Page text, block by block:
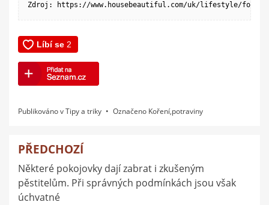
Zdroj: https://www.housebeautiful.com/uk/lifestyle/food-
Publikováno vTipy a triky Označeno Koření,potraviny
Navigace
pro
příspěvek
PŘEDCHOZÍ
Některé pokojovky dají zabrat i zkušeným
pěstitelům. Při správných podmínkách jsou však
úchvatné